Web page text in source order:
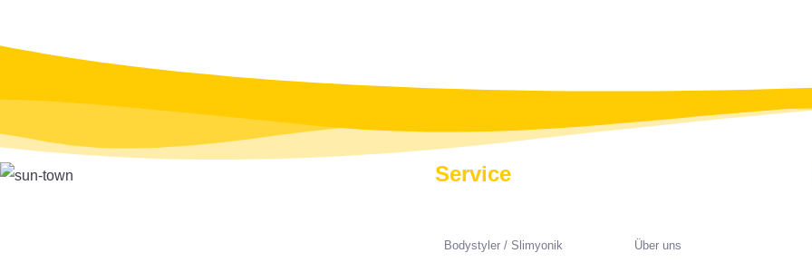
Service
Bodystyler / Slimyonik Über uns